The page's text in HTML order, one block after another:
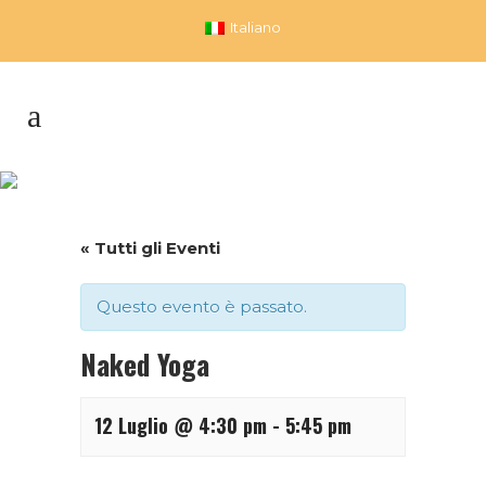
Italiano
« Tutti gli Eventi
Questo evento è passato.
Naked Yoga
12 Luglio @ 4:30 pm - 5:45 pm